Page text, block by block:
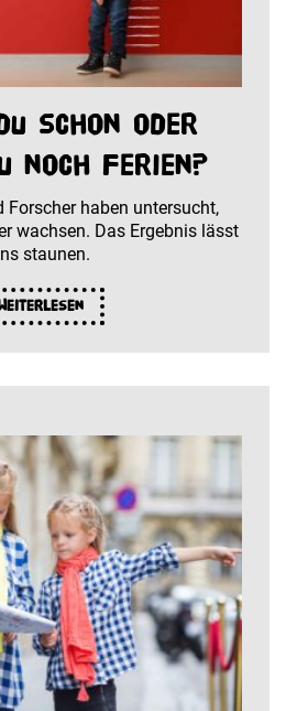
schon oder
noch Ferien?
Forscher haben untersucht,
wachsen. Das Ergebnis lässt
staunen.